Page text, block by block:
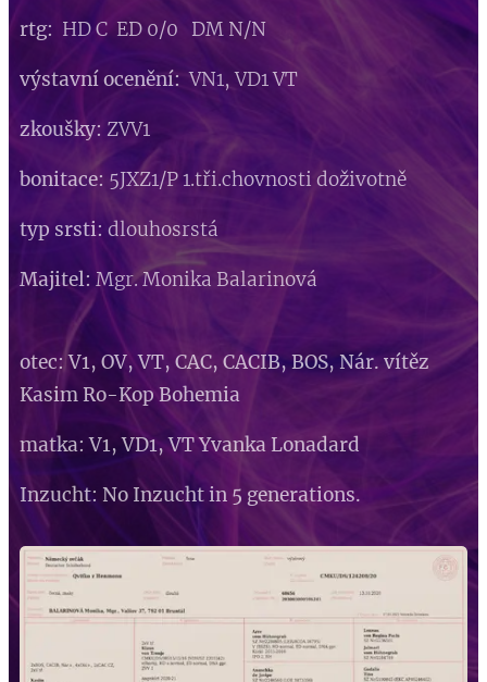
rtg: HD C ED 0/0 DM N/N
výstavní ocenění:VN1, VD1 VT
zkoušky: ZVV1
bonitace: 5JXZ1/P 1.tři.chovnosti doživotně
typ srsti: dlouhosrstá
Majitel: Mgr. Monika Balarinová
otec: V1, OV, VT, CAC, CACIB, BOS, Nár. vítěz
Kasim Ro-Kop Bohemia
matka: V1, VD1, VT Yvanka Lonadard
Inzucht: No Inzucht in 5 generations.